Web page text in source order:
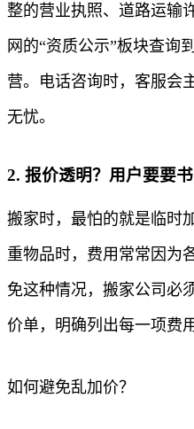
整的营业执照、道路运输
网的“资质公示”板块查询
营。电话咨询时，客服会
无忧。
2. 报价透明？用户要要
搬家时，最怕的就是临时
重物品时，费用常常因为
免这种情况，搬家公司必
价单，明确列出每一项费
如何避免乱加价？